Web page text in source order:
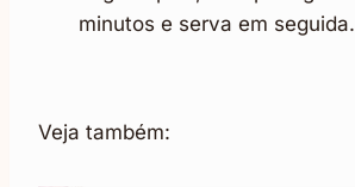
minutos e serva em seguida.
Veja também: